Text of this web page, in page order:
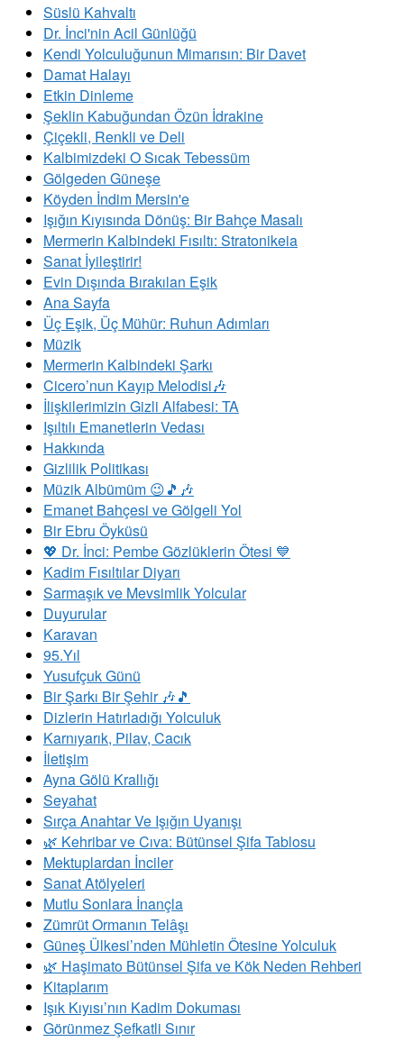
Süslü Kahvaltı
Dr. İnci'nin Acil Günlüğü
Kendi Yolculuğunun Mimarısın: Bir Davet
Damat Halayı
Etkin Dinleme
Şeklin Kabuğundan Özün İdrakine
Çiçekli, Renkli ve Deli
Kalbimizdeki O Sıcak Tebessüm
Gölgeden Güneşe
Köyden İndim Mersin'e
Işığın Kıyısında Dönüş: Bir Bahçe Masalı
Mermerin Kalbindeki Fısıltı: Stratonikeia
Sanat İyileştirir!
Evin Dışında Bırakılan Eşik
Ana Sayfa
Üç Eşik, Üç Mühür: Ruhun Adımları
Müzik
Mermerin Kalbindeki Şarkı
Cicero’nun Kayıp Melodisi🎶
İlişkilerimizin Gizli Alfabesi: TA
​Işıltılı Emanetlerin Vedası
Hakkında
Gizlilik Politikası
Müzik Albümüm 😉🎵🎶
Emanet Bahçesi ve Gölgeli Yol
Bir Ebru Öyküsü
💖 Dr. İnci: Pembe Gözlüklerin Ötesi 💙
Kadim Fısıltılar Diyarı
Sarmaşık ve Mevsimlik Yolcular
Duyurular
Karavan
95.Yıl
Yusufçuk Günü
Bir Şarkı Bir Şehir 🎶🎵
Dizlerin Hatırladığı Yolculuk
Karnıyarık, Pilav, Cacık
İletişim
Ayna Gölü Krallığı
Seyahat
Sırça Anahtar Ve Işığın Uyanışı
​🌿 Kehribar ve Cıva: Bütünsel Şifa Tablosu
Mektuplardan İnciler
Sanat Atölyeleri
Mutlu Sonlara İnançla
Zümrüt Ormanın Telâşı
Güneş Ülkesi’nden Mühletin Ötesine Yolculuk
🌿 Haşimato Bütünsel Şifa ve Kök Neden Rehberi
Kitaplarım
Işık Kıyısı’nın Kadim Dokuması
Görünmez Şefkatli Sınır